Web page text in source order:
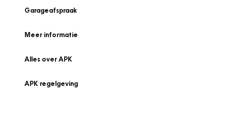
Garageafspraak
Meer informatie
Alles over APK
APK regelgeving